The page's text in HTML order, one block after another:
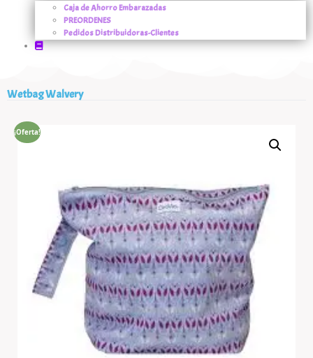
Caja de Ahorro Embarazadas
PREORDENES
Pedidos Distribuidoras-Clientes
Wetbag Walvery
¡Oferta!